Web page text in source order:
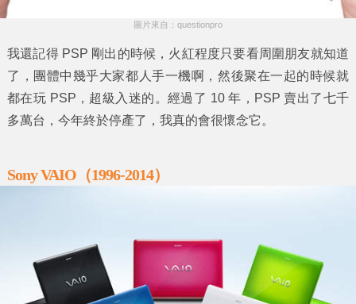
圖片來自：questionpro
我還記得 PSP 剛出的時候，火紅程度只要看周圍朋友就知道
了，團體中幾乎大家都人手一機啊，然後聚在一起的時候就
都在玩 PSP，超級入迷的。經過了 10 年，PSP 賣出了七千
多萬台，今年終於停產了，我真的會很懷念它。
Sony VAIO（1996-2014）